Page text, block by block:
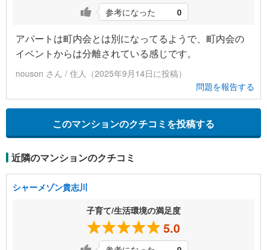
参考になった 0
アパートは町内会とは別になってるようで、町内会の
イベントからは分離されている感じです。
nouson さん / 住人（2025年9月14日に投稿）
問題を報告する
このマンションのクチコミを投稿する
近隣のマンションのクチコミ
シャーメゾン貴志川
子育て/生活環境の満足度
5.0